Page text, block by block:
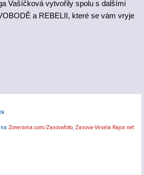
Vašíčková vytvořily spolu s dalšími
a REBELII, které se vám vryje
Zonerama.com/Zasovafoto Zasova-Vesela.Rajce.net